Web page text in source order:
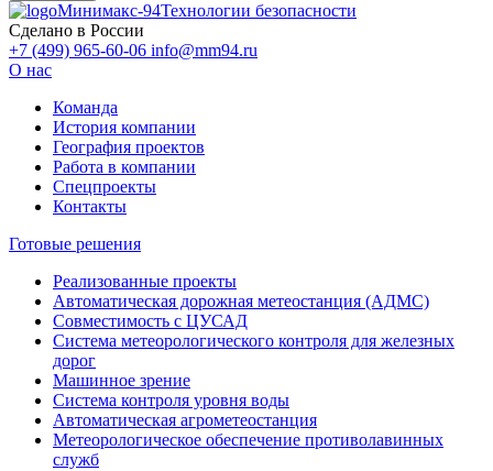
Минимакс-94Технологии безопасности
Сделано в России
+7 (499) 965-60-06 info@mm94.ru
О нас
Команда
История компании
География проектов
Работа в компании
Спецпроекты
Контакты
Готовые решения
Реализованные проекты
Автоматическая дорожная метеостанция (АДМС)
Совместимость с ЦУСАД
Система метеорологического контроля для железных
дорог
Машинное зрение
Система контроля уровня воды
Автоматическая агрометеостанция
Метеорологическое обеспечение противолавинных
служб